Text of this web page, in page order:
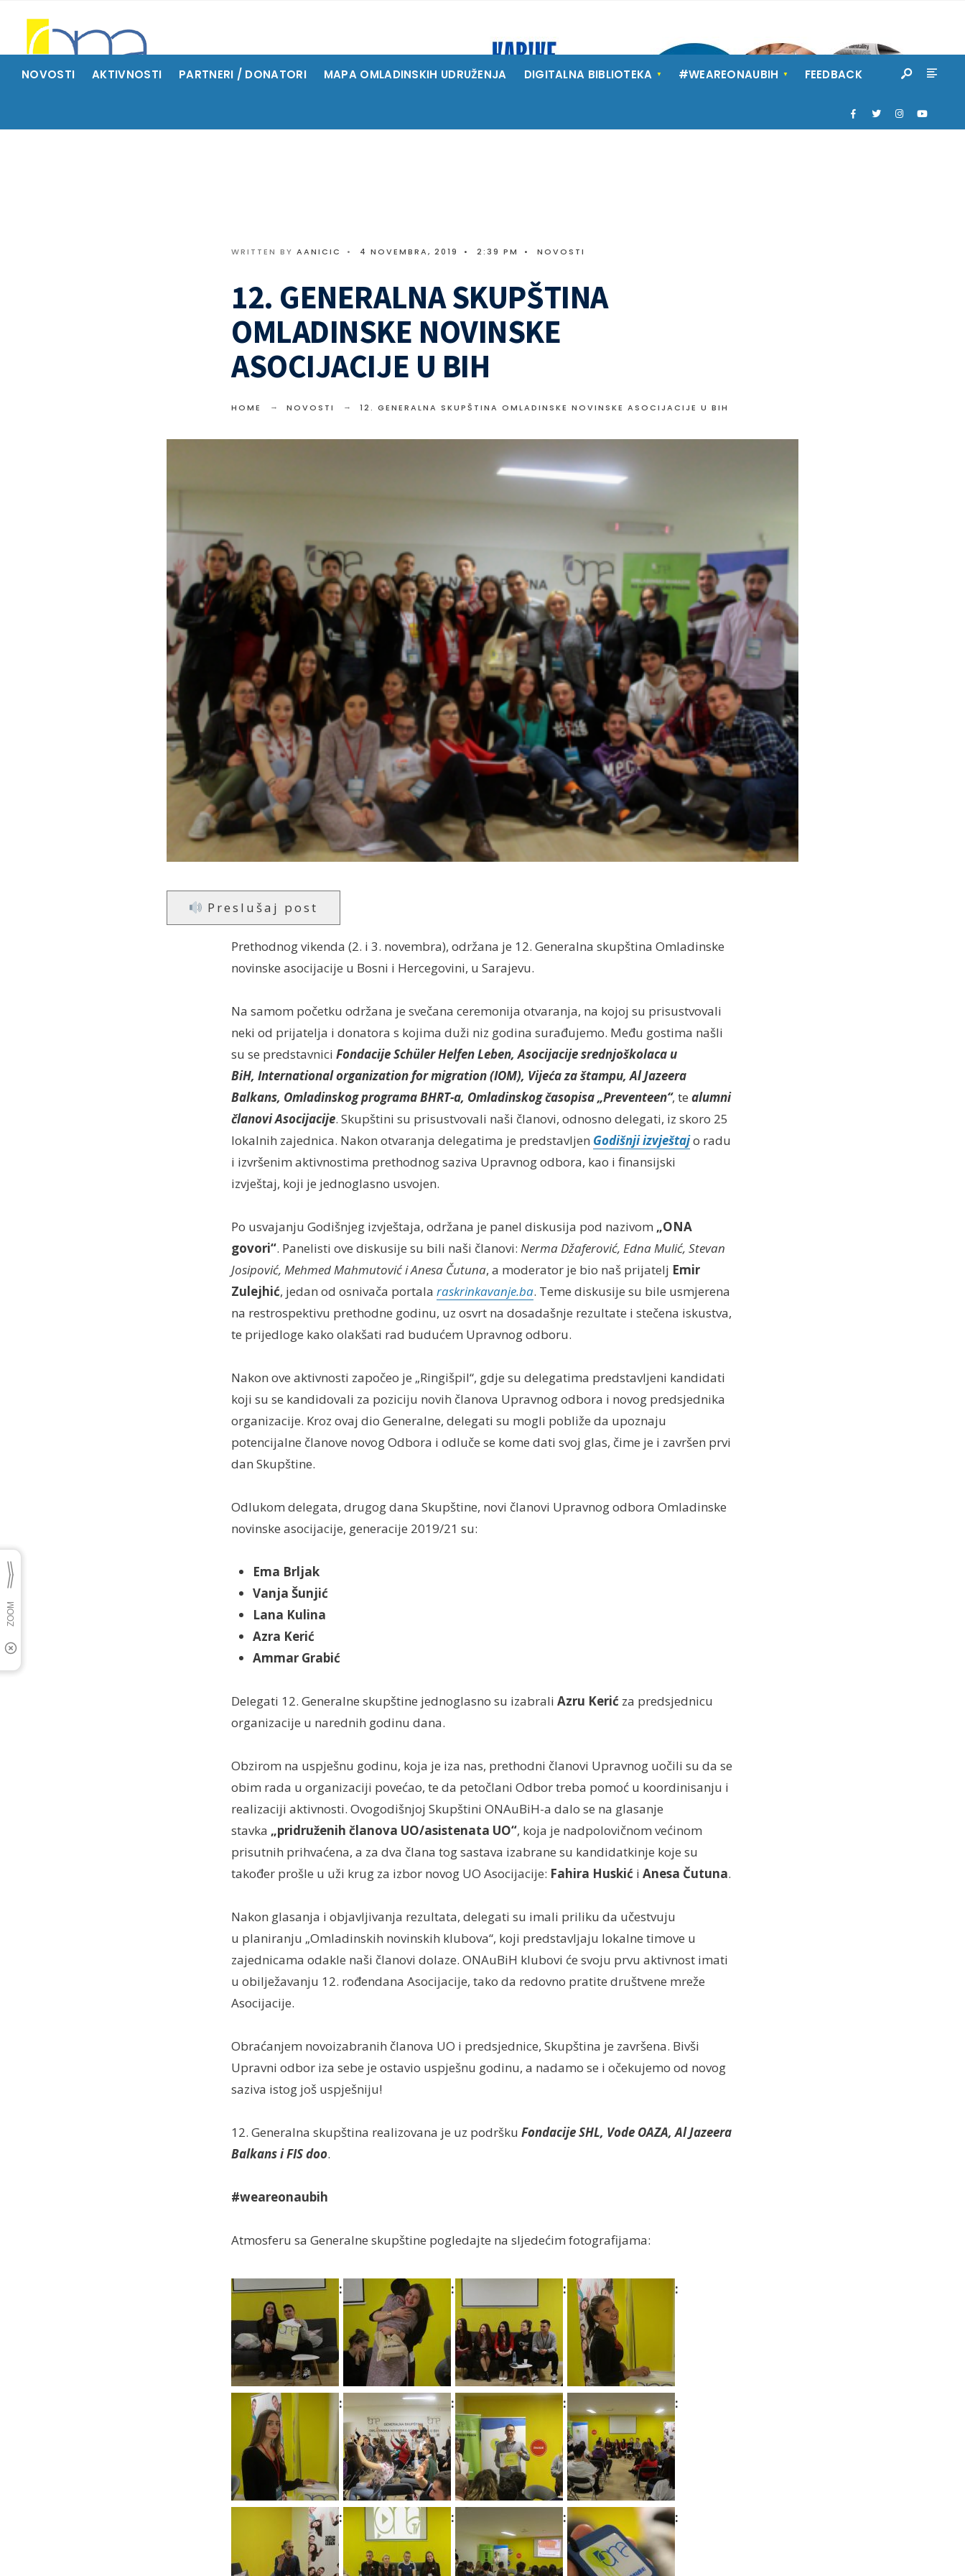
NOVOSTI AKTIVNOSTI PARTNERI / DONATORI MAPA OMLADINSKIH UDRUŽENJA DIGITALNA BIBLIOTEKA #WEAREONAUBIH FEEDBACK
WRITTEN BY AANICIC • 4 NOVEMBRA, 2019 • 2:39 PM • NOVOSTI
12. GENERALNA SKUPŠTINA
OMLADINSKE NOVINSKE
ASOCIJACIJE U BIH
HOME NOVOSTI 12. GENERALNA SKUPŠTINA OMLADINSKE NOVINSKE ASOCIJACIJE U BIH
Preslušaj post
Prethodnog vikenda (2. i 3. novembra), održana je 12. Generalna skupština Omladinske
novinske asocijacije u Bosni i Hercegovini, u Sarajevu.
Na samom početku održana je svečana ceremonija otvaranja, na kojoj su prisustvovali
neki od prijatelja i donatora s kojima duži niz godina surađujemo. Među gostima našli
su se predstavnici Fondacije Schüler Helfen Leben, Asocijacije srednjoškolaca u
BiH, International organization for migration (IOM), Vijeća za štampu, Al Jazeera
Balkans, Omladinskog programa BHRT-a, Omladinskog časopisa „Preventeen“, te alumni
članovi Asocijacije. Skupštini su prisustvovali naši članovi, odnosno delegati, iz skoro 25
lokalnih zajednica. Nakon otvaranja delegatima je predstavljen Godišnji izvještajo radu
i izvršenim aktivnostima prethodnog saziva Upravnog odbora, kao i finansijski
izvještaj, koji je jednoglasno usvojen.
Po usvajanju Godišnjeg izvještaja, održana je panel diskusija pod nazivom „ONA
govori“. Panelisti ove diskusije su bili naši članovi: Nerma Džaferović, Edna Mulić, Stevan
Josipović, Mehmed Mahmutović i Anesa Čutuna, a moderator je bio naš prijatelj Emir
Zulejhić, jedan od osnivača portala raskrinkavanje.ba. Teme diskusije su bile usmjerena
na restrospektivu prethodne godinu, uz osvrt na dosadašnje rezultate i stečena iskustva,
te prijedloge kako olakšati rad budućem Upravnog odboru.
Nakon ove aktivnosti započeo je „Ringišpil“, gdje su delegatima predstavljeni kandidati
koji su se kandidovali za poziciju novih članova Upravnog odbora i novog predsjednika
organizacije. Kroz ovaj dio Generalne, delegati su mogli pobliže da upoznaju
potencijalne članove novog Odbora i odluče se kome dati svoj glas, čime je i završen prvi
dan Skupštine.
Odlukom delegata, drugog dana Skupštine, novi članovi Upravnog odbora Omladinske
novinske asocijacije, generacije 2019/21 su:
Ema Brljak
Vanja Šunjić
Lana Kulina
Azra Kerić
Ammar Grabić
Delegati 12. Generalne skupštine jednoglasno su izabrali Azru Kerić za predsjednicu
organizacije u narednih godinu dana.
Obzirom na uspješnu godinu, koja je iza nas, prethodni članovi Upravnog uočili su da se
obim rada u organizaciji povećao, te da petočlani Odbor treba pomoć u koordinisanju i
realizaciji aktivnosti. Ovogodišnjoj Skupštini ONAuBiH-a dalo se na glasanje
stavka „pridruženih članova UO/asistenata UO“, koja je nadpolovičnom većinom
prisutnih prihvaćena, a za dva člana tog sastava izabrane su kandidatkinje koje su
također prošle u uži krug za izbor novog UO Asocijacije: Fahira Huskić i Anesa Čutuna.
Nakon glasanja i objavljivanja rezultata, delegati su imali priliku da učestvuju
u planiranju „Omladinskih novinskih klubova“, koji predstavljaju lokalne timove u
zajednicama odakle naši članovi dolaze. ONAuBiH klubovi će svoju prvu aktivnost imati
u obilježavanju 12. rođendana Asocijacije, tako da redovno pratite društvene mreže
Asocijacije.
Obraćanjem novoizabranih članova UO i predsjednice, Skupština je završena. Bivši
Upravni odbor iza sebe je ostavio uspješnu godinu, a nadamo se i očekujemo od novog
saziva istog još uspješniju!
12. Generalna skupština realizovana je uz podršku Fondacije SHL, Vode OAZA, Al Jazeera
Balkans i FIS doo.
#weareonaubih
Atmosferu sa Generalne skupštine pogledajte na sljedećim fotografijama: